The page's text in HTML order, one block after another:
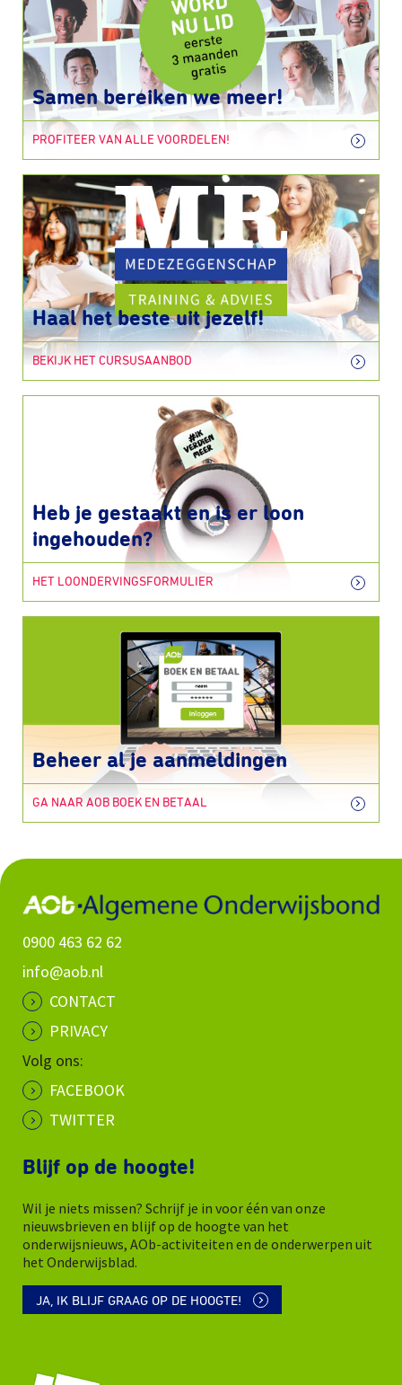
Samen bereiken we meer!
PROFITEER VAN ALLE VOORDELEN!
Haal het beste uit jezelf!
BEKIJK HET CURSUSAANBOD
Heb je gestaakt en is er loon
ingehouden?
HET LOONDERVINGSFORMULIER
Beheer al je aanmeldingen
GA NAAR AOB BOEK EN BETAAL
0900 463 62 62
info@aob.nl
CONTACT
PRIVACY
Volg ons:
FACEBOOK
TWITTER
Blijf op de hoogte!
Wil je niets missen? Schrijf je in voor één van onze
nieuwsbrieven en blijf op de hoogte van het
onderwijsnieuws, AOb-activiteiten en de onderwerpen uit
het Onderwijsblad.
JA, IK BLIJF GRAAG OP DE HOOGTE!